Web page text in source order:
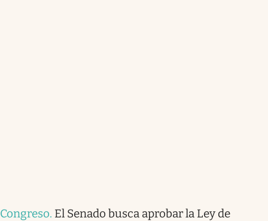
Congreso. El Senado busca aprobar la Ley de